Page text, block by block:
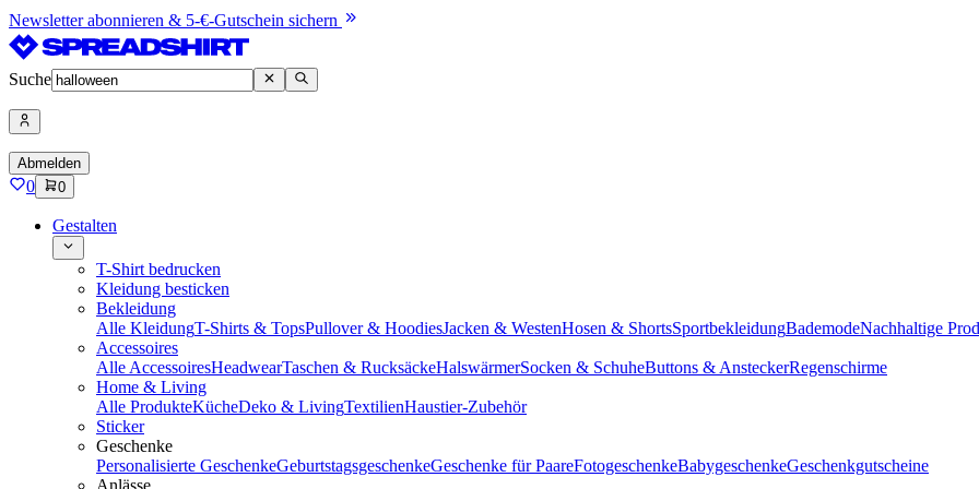
Newsletter abonnieren & 5-€-Gutschein sichern
Suche
Abmelden
0 0
Gestalten
T-Shirt bedrucken
Kleidung besticken
Bekleidung
Alle KleidungT-Shirts & TopsPullover & HoodiesJacken & WestenHosen & ShortsSportbekleidungBademodeNachhaltige
Accessoires
Alle AccessoiresHeadwearTaschen & RucksäckeHalswärmerSocken & SchuheButtons & AnsteckerRegenschirme
Home & Living
Alle ProdukteKücheDeko & LivingTextilienHaustier-Zubehör
Sticker
Geschenke
Personalisierte GeschenkeGeburtstagsgeschenkeGeschenke für PaareFotogeschenkeBabygeschenkeGeschenkgutscheine